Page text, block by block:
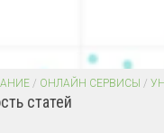
/ ОНЛАЙН СЕРВИСЫ /
статей